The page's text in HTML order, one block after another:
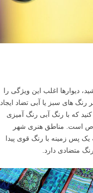
دیوارها اغلب این ویژگی را
رنگ های سبز یا آبی تضاد ایجاد
که با رنگ آبی رنگ آمیزی
است. مناطق هنری شهر
پس زمینه با رنگ قوی پیدا
متضادی دارد.